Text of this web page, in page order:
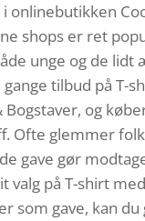
onlinebutikken
shops er ret
unge og de lidt
tilbud på T-
Bogstaver, og
Ofte glemmer
gave gør
valg på T-shirt
som gave, kan du